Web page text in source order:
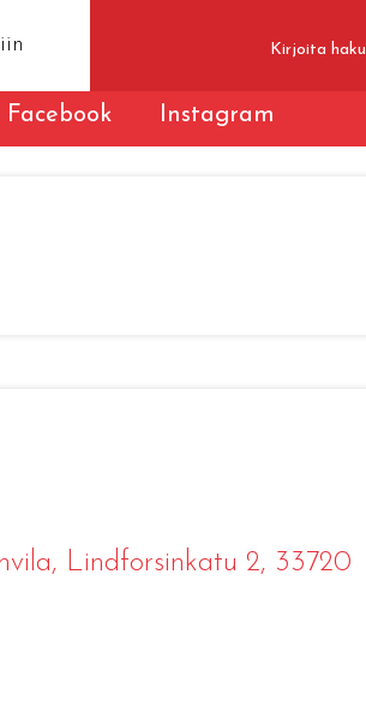
Facebook Instagram
Lindforsinkatu 2, 33720